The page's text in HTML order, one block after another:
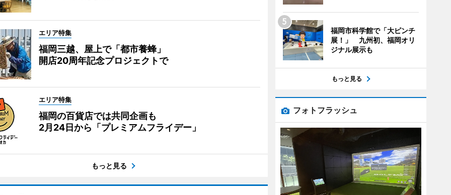
エリア特集
福岡三越、屋上で「都市養蜂」
開店20周年記念プロジェクトで
エリア特集
福岡の百貨店では共同企画も
2月24日から「プレミアムフライデー」
もっと見る
福岡市科学館で「大ピンチ
展！」 九州初、福岡オリ
ジナル展示も
もっと見る
フォトフラッシュ